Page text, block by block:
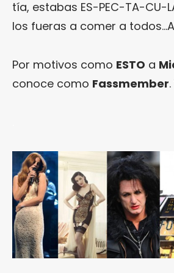
tía, estabas ES-PEC-TA-CU-
los fueras a comer a
Por motivos como ESTO a
conoce como Fassmember